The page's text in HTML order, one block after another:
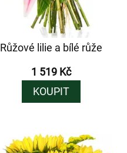
Růžové lilie a bílé růže
1 519 Kč
KOUPIT